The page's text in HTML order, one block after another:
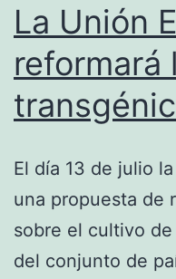
La Unión
reformará
El día 13 de julio
una propuesta de
sobre el cultivo
del conjunto de